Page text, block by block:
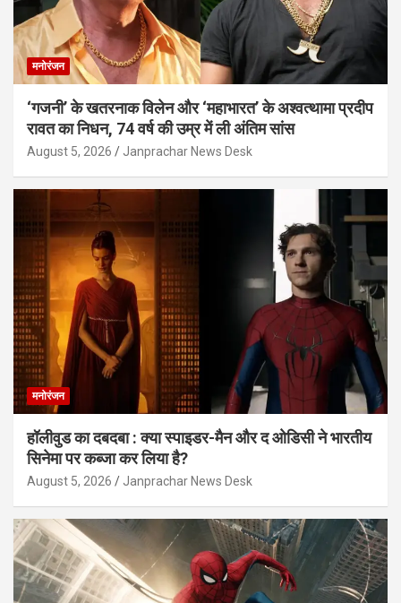
मनोरंजन
‘गजनी’ के खतरनाक विलेन और ‘महाभारत’ के अश्वत्थामा प्रदीप
रावत का निधन, 74 वर्ष की उम्र में ली अंतिम सांस
August 5, 2026 Janprachar News Desk
मनोरंजन
हॉलीवुड का दबदबा : क्या स्पाइडर-मैन और द ओडिसी ने भारतीय
सिनेमा पर कब्जा कर लिया है?
August 5, 2026 Janprachar News Desk